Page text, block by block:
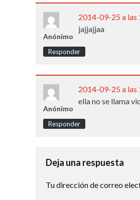
Anónimo
2014-09-25 a las
jajjajjaa
Responder
Anónimo
2014-09-25 a las
ella no se llama
Responder
Deja una respuesta
Tu dirección de correo